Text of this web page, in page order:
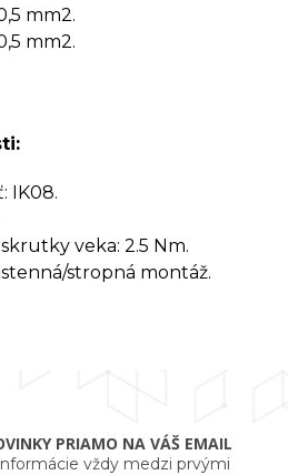
mm2.
mm2.
IK08.
veka: 2.5 Nm.
stropná montáž.
PRIAMO NA VÁŠ EMAIL
vždy medzi prvými